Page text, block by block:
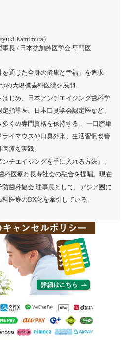
Kamimura）
長 / 日本抗加齢医学会 専門医
通じた全身の健康と幸福」を追求
の大規模歯科医院を展開。
はじめ、日本アンチエイジング歯科学
指導医、日本口臭学会認定医など、
くの専門資格を保持する。 一口腔単
イマウスや口臭外来、生活習慣改善
療を実践。
ンチエイジングを手に入れる方法』、
科医療と長寿社会の融合を提唱。現在
歯科協会 理事長として、アジア圏に
医療のDX化を牽引している。